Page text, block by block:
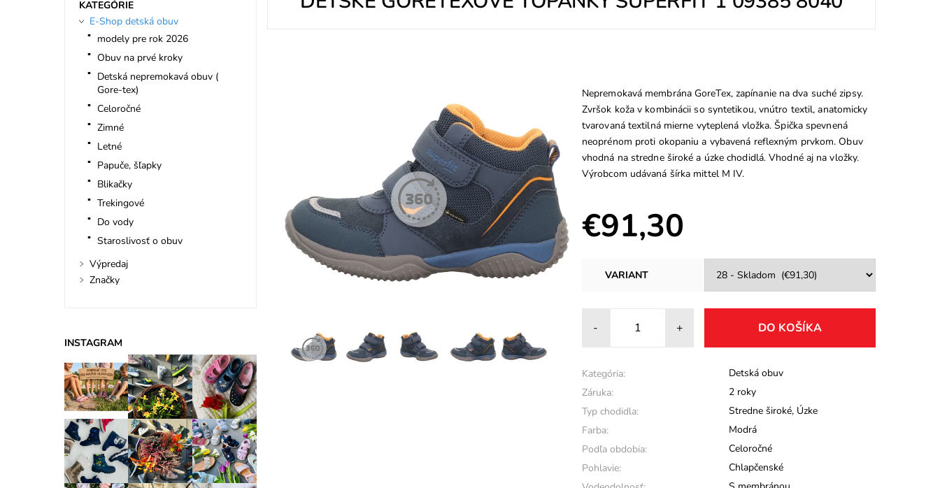
Nepremokavá membrána GoreTex, zapínanie na dva suché zipsy.
Zvršok koža v kombinácii so syntetikou, vnútro textil, anatomicky
tvarovaná textilná mierne vyteplená vložka. Špička spevnená
neoprénom proti okopaniu a vybavená reflexným prvkom. Obuv
vhodná na stredne široké a úzke chodidlá. Vhodné aj na vložky.
Výrobcom udávaná šírka mittel M IV.
€91,30
VARIANT
- +
Kategória:
Detská obuv
Záruka:
2 roky
Typ chodidla:
Stredne široké, Úzke
Farba:
Modrá
Podľa obdobia:
Celoročné
Pohlavie:
Chlapčenské
KATEGÓRIE
E-Shop detská obuv
modely pre rok 2026
Obuv na prvé kroky
Detská nepremokavá obuv (
Gore-tex)
Celoročné
Zimné
Letné
Papuče, šľapky
Blikačky
Trekingové
Do vody
Staroslivosť o obuv
Výpredaj
Značky
INSTAGRAM